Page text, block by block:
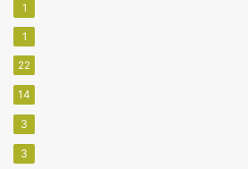
1
1
22
14
3
3